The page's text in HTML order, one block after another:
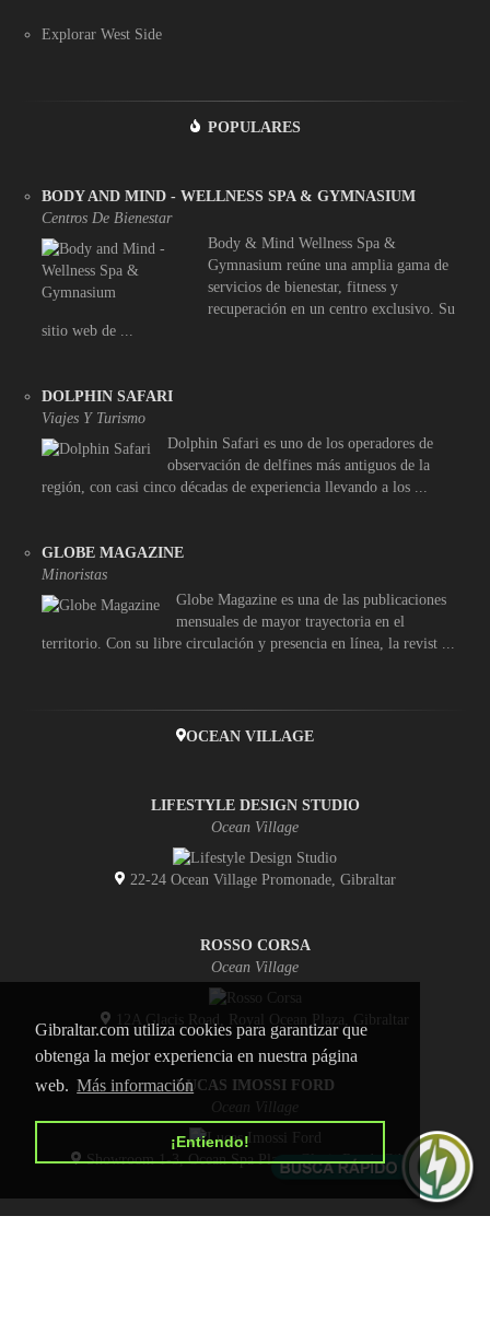
Gibraltar.com utiliza cookies para garantizar que
obtenga la mejor experiencia en nuestra página
web. Más información
¡Entiendo!
Explorar West Side
POPULARES
BODY AND MIND - WELLNESS SPA & GYMNASIUM
Centros De Bienestar
Body & Mind Wellness Spa &
Gymnasium reúne una amplia gama de
servicios de bienestar, fitness y
recuperación en un centro exclusivo. Su
sitio web de ...
DOLPHIN SAFARI
Viajes Y Turismo
Dolphin Safari es uno de los operadores de
observación de delfines más antiguos de la
región, con casi cinco décadas de experiencia llevando a los ...
GLOBE MAGAZINE
Minoristas
Globe Magazine es una de las publicaciones
mensuales de mayor trayectoria en el
territorio. Con su libre circulación y presencia en línea, la revist ...
OCEAN VILLAGE
LIFESTYLE DESIGN STUDIO
Ocean Village
22-24 Ocean Village Promonade, Gibraltar
ROSSO CORSA
Ocean Village
12A Glacis Road, Royal Ocean Plaza, Gibraltar
LUCAS IMOSSI FORD
Ocean Village
Showroom 1-3, Ocean Spa Plaza, Glacis Road, Gibraltar